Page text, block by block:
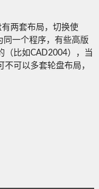
两套布局，切换使
同一个程序，有些高版
（比如CAD2004），当
可以多套轮盘布局，